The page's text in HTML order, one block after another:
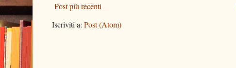
Post più recenti
Iscriviti a: Post (Atom)